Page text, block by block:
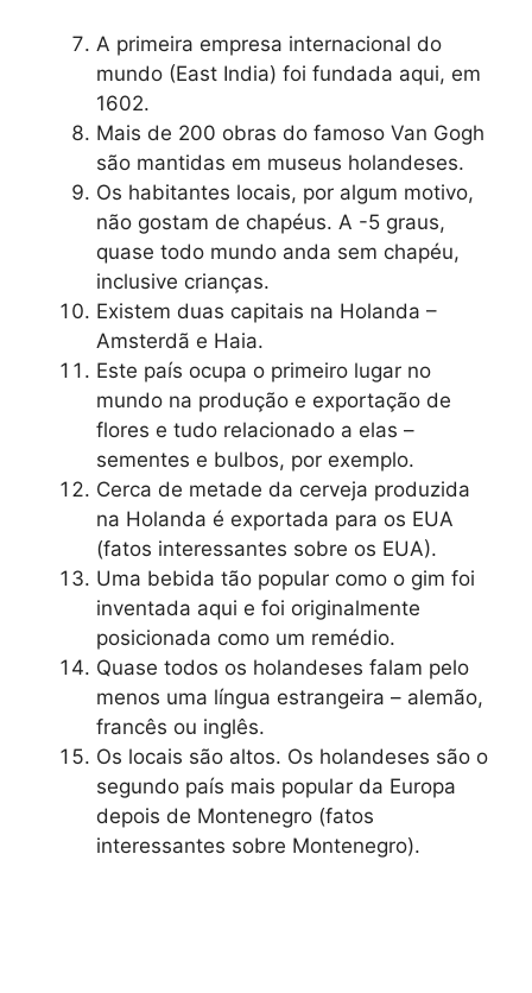
A primeira empresa internacional do
mundo (East India) foi fundada aqui, em
1602.
Mais de 200 obras do famoso Van Gogh
são mantidas em museus holandeses.
Os habitantes locais, por algum motivo,
não gostam de chapéus. A -5 graus,
quase todo mundo anda sem chapéu,
inclusive crianças.
Existem duas capitais na Holanda –
Amsterdã e Haia.
Este país ocupa o primeiro lugar no
mundo na produção e exportação de
flores e tudo relacionado a elas –
sementes e bulbos, por exemplo.
Cerca de metade da cerveja produzida
na Holanda é exportada para os EUA
(fatos interessantes sobre os EUA).
Uma bebida tão popular como o gim foi
inventada aqui e foi originalmente
posicionada como um remédio.
Quase todos os holandeses falam pelo
menos uma língua estrangeira – alemão,
francês ou inglês.
Os locais são altos. Os holandeses são o
segundo país mais popular da Europa
depois de Montenegro (fatos
interessantes sobre Montenegro).